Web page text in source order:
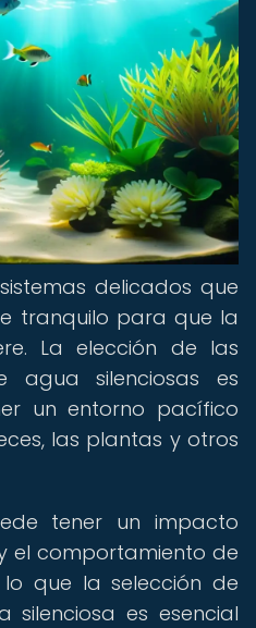
delicados que
tranquilo para que la
La elección de las
agua silenciosas es
un entorno pacífico
las plantas y otros
tener un impacto
el comportamiento de
que la selección de
es esencial